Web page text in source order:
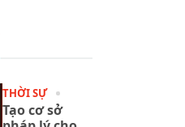
THỜI SỰ
Tạo cơ sở